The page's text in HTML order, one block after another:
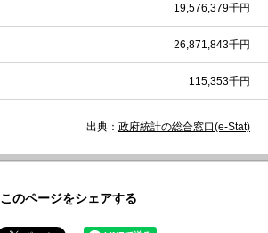
19,576,379千円
26,871,843千円
115,353千円
出典： 政府統計の総合窓口(e-Stat)
このページをシェアする